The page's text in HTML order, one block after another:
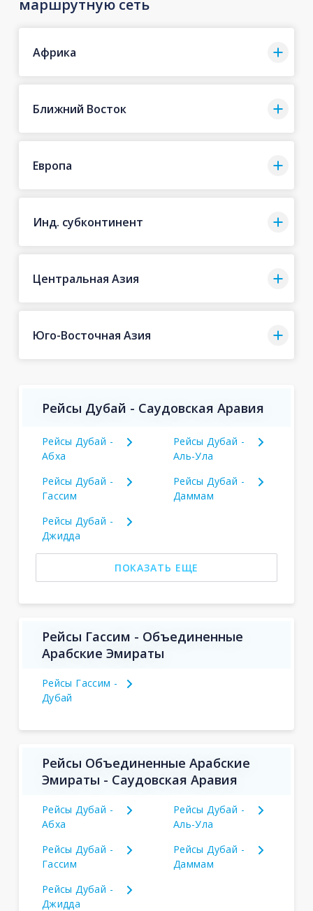
маршрутную сеть
Африка
Ближний Восток
Европа
Инд. субконтинент
Центральная Азия
Юго-Восточная Азия
Рейсы Дубай - Саудовская Аравия
Рейсы Дубай -
Абха
Рейсы Дубай -
Аль-Ула
Рейсы Дубай -
Гассим
Рейсы Дубай -
Даммам
Рейсы Дубай -
Джидда
ПОКАЗАТЬ ЕЩЕ
Рейсы Гассим - Объединенные
Арабские Эмираты
Рейсы Гассим -
Дубай
Рейсы Объединенные Арабские
Эмираты - Саудовская Аравия
Рейсы Дубай -
Абха
Рейсы Дубай -
Аль-Ула
Рейсы Дубай -
Гассим
Рейсы Дубай -
Даммам
Рейсы Дубай -
Джидда